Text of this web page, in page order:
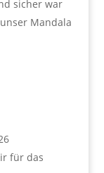
sicher war
Mandala
für das